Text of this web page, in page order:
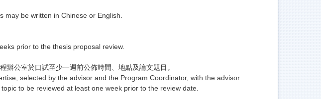
be written in Chinese or English.
prior to the thesis proposal review.
公室於口試至少一週前公佈時間、地點及論文題目。
selected by the advisor and the Program Coordinator, with the advisor
to be reviewed at least one week prior to the review date.